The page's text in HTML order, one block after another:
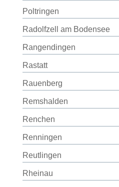
Poltringen
Radolfzell am Bodensee
Rangendingen
Rastatt
Rauenberg
Remshalden
Renchen
Renningen
Reutlingen
Rheinau